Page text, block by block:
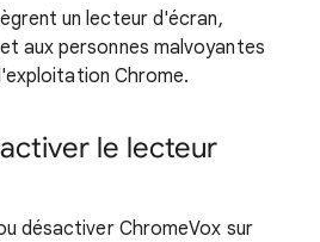
un lecteur d'écran,
aux personnes malvoyantes
Chrome.
le lecteur
désactiver ChromeVox sur